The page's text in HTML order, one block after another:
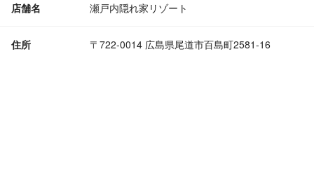
店舗名 瀬戸内隠れ家リゾート
住所 〒722-0014 広島県尾道市百島町2581-16